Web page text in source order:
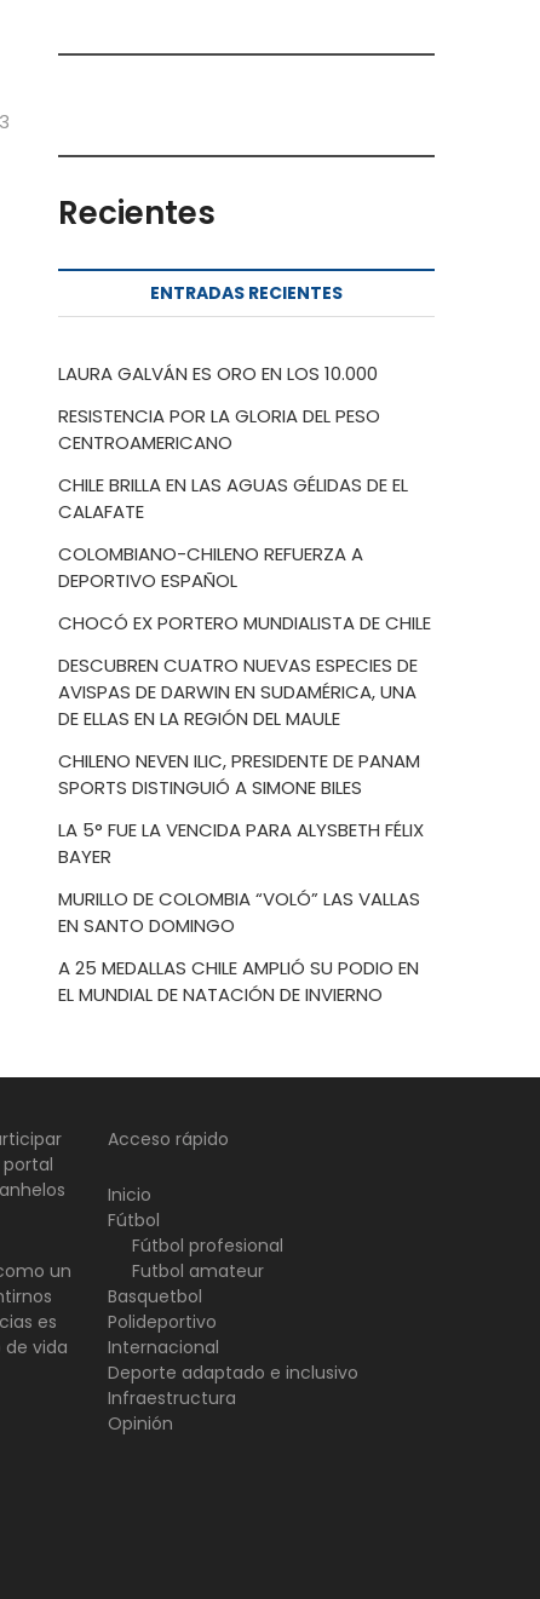
Recientes
ENTRADAS RECIENTES
LAURA GALVÁN ES ORO EN LOS 10.000
RESISTENCIA POR LA GLORIA DEL PESO
CENTROAMERICANO
CHILE BRILLA EN LAS AGUAS GÉLIDAS DE EL
CALAFATE
COLOMBIANO-CHILENO REFUERZA A
DEPORTIVO ESPAÑOL
CHOCÓ EX PORTERO MUNDIALISTA DE CHILE
DESCUBREN CUATRO NUEVAS ESPECIES DE
AVISPAS DE DARWIN EN SUDAMÉRICA, UNA
DE ELLAS EN LA REGIÓN DEL MAULE
CHILENO NEVEN ILIC, PRESIDENTE DE PANAM
SPORTS DISTINGUIÓ A SIMONE BILES
LA 5° FUE LA VENCIDA PARA ALYSBETH FÉLIX
BAYER
MURILLO DE COLOMBIA “VOLÓ” LAS VALLAS
EN SANTO DOMINGO
A 25 MEDALLAS CHILE AMPLIÓ SU PODIO EN
EL MUNDIAL DE NATACIÓN DE INVIERNO
un
es
vida
Acceso rápido
Inicio
Fútbol
Fútbol profesional
Futbol amateur
Basquetbol
Polideportivo
Internacional
Deporte adaptado e inclusivo
Infraestructura
Opinión